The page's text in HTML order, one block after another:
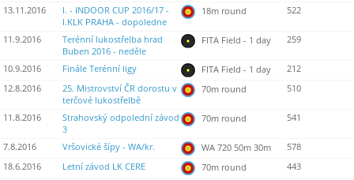
13.11.2016
I. - INDOOR CUP 2016/17 -
I.KLK PRAHA - dopoledne
18m round 522
11.9.2016
Terénní lukostřelba hrad
Buben 2016 - neděle
FITA Field - 1 day 259
10.9.2016 Finále Terénní ligy FITA Field - 1 day
212
12.8.2016
25. Mistrovství ČR dorostu v
terčové lukostřelbě
70m round 510
11.8.2016
Strahovský odpolední závod
3
70m round 541
7.8.2016 Vršovické šípy - WA/kr. WA 720 50m 30m
578
18.6.2016
Letní závod LK CERE 70m round
443